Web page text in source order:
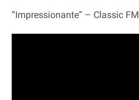
“Impressionante” – Classic FM